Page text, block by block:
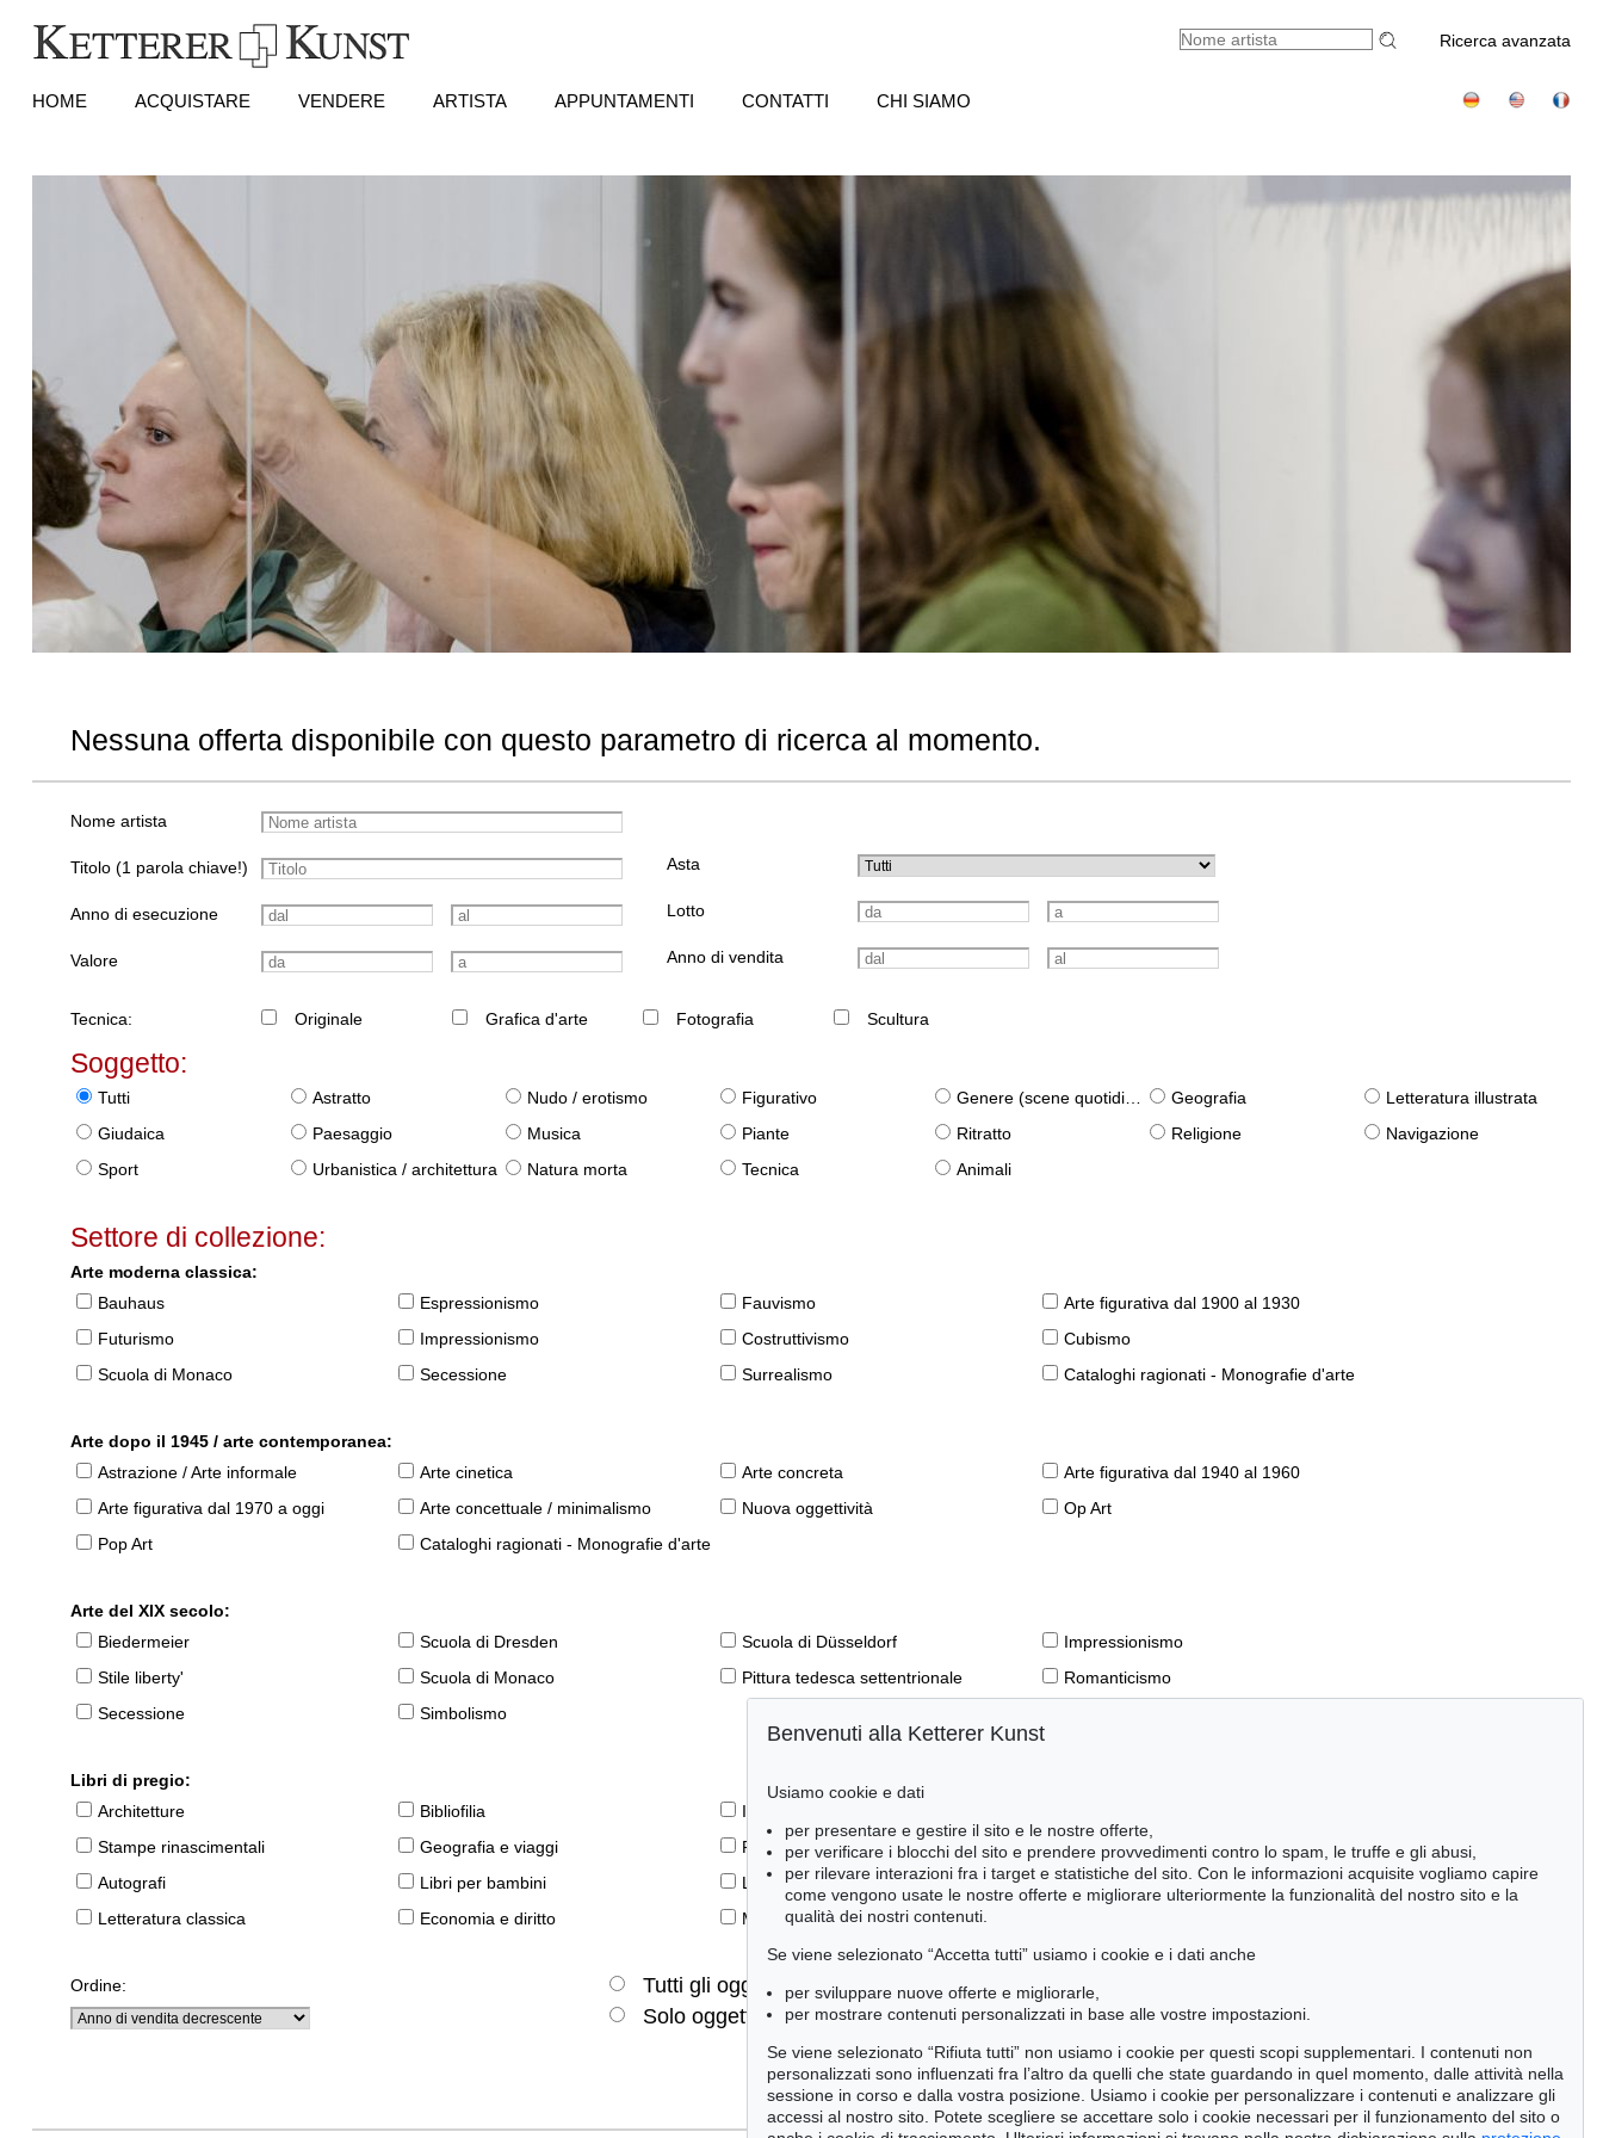
Ricerca avanzata
HOME ACQUISTARE VENDERE ARTISTA APPUNTAMENTI CONTATTI CHI SIAMO
Nessuna offerta disponibile con questo parametro di ricerca al momento.
Nome artista
Titolo (1 parola chiave!)
Anno di esecuzione
Valore
Asta
Lotto
Anno di vendita
Tecnica: Originale Grafica d'arte Fotografia Scultura
Soggetto:
Tutti Astratto Nudo / erotismo Figurativo Genere (scene quotidiane) Geografia
Letteratura illustrata
Giudaica
Paesaggio Musica Piante Ritratto Religione
Navigazione
Sport
Urbanistica / architettura Natura morta Tecnica Animali
Settore di collezione:
Arte moderna classica:
Bauhaus
Espressionismo Fauvismo
Arte figurativa dal 1900 al 1930
Futurismo
Impressionismo Costruttivismo
Cubismo
Scuola di Monaco
Secessione Surrealismo Cataloghi ragionati - Monografie d'arte
Arte dopo il 1945 / arte contemporanea:
Astrazione / Arte informale
Arte cinetica Arte concreta
Arte figurativa dal 1940 al 1960
Arte figurativa dal 1970 a oggi
Arte concettuale / minimalismo Nuova oggettività
Op Art
Pop Art
Cataloghi ragionati - Monografie d'arte
Arte del XIX secolo:
Biedermeier
Scuola di Dresden Scuola di Düsseldorf
Impressionismo
Stile liberty'
Scuola di Monaco Pittura tedesca settentrionale
Romanticismo
Secessione
Simbolismo
Libri di pregio:
Architetture
Bibliofilia Il libro e la modernità
Stampe rinascimentali
Geografia e viaggi Prime edizioni
Manoscritti antichi
Autografi
Libri per bambini Lifestyle
Pietre miliari delle scienze naturali
Letteratura classica
Economia e diritto Meraviglie della natura
Ordine: Tutti gli oggetti
Solo offerte attuali
Solo oggetti venduti
Benvenuti alla Ketterer Kunst
Usiamo cookie e dati
per presentare e gestire il sito e le nostre offerte,
per verificare i blocchi del sito e prendere provvedimenti contro lo spam, le truffe e gli abusi,
per rilevare interazioni fra i target e statistiche del sito. Con le informazioni acquisite vogliamo capire
come vengono usate le nostre offerte e migliorare ulteriormente la funzionalità del nostro sito e la
qualità dei nostri contenuti.
Se viene selezionato “Accetta tutti” usiamo i cookie e i dati anche
per sviluppare nuove offerte e migliorarle,
per mostrare contenuti personalizzati in base alle vostre impostazioni.
Se viene selezionato “Rifiuta tutti” non usiamo i cookie per questi scopi supplementari. I contenuti non
personalizzati sono influenzati fra l’altro da quelli che state guardando in quel momento, dalle attività nella
sessione in corso e dalla vostra posizione. Usiamo i cookie per personalizzare i contenuti e analizzare gli
accessi al nostro sito. Potete scegliere se accettare solo i cookie necessari per il funzionamento del sito o